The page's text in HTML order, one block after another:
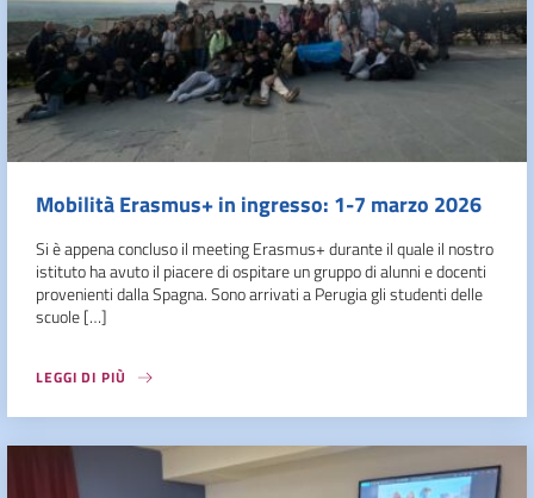
Mobilità Erasmus+ in ingresso: 1-7 marzo 2026
Si è appena concluso il meeting Erasmus+ durante il quale il nostro
istituto ha avuto il piacere di ospitare un gruppo di alunni e docenti
provenienti dalla Spagna. Sono arrivati a Perugia gli studenti delle
scuole […]
LEGGI DI PIÙ